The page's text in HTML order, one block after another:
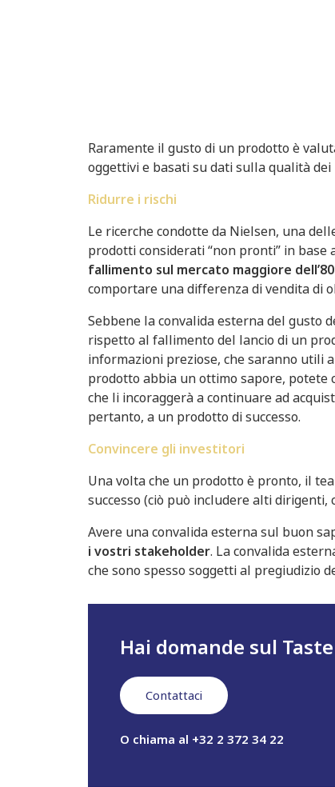
Raramente il gusto di un prodotto è
oggettivi e basati su dati sulla qualità
Ridurre i rischi
Le ricerche condotte da Nielsen, una
prodotti considerati “non pronti” in
fallimento sul mercato maggiore
comportare una differenza di vendita di
Sebbene la convalida esterna del gusto
rispetto al fallimento del lancio di un
informazioni preziose, che saranno utili
prodotto abbia un ottimo sapore, potete
che li incoraggerà a continuare ad
pertanto, a un prodotto di successo.
Convincere gli investitori
Una volta che un prodotto è pronto, il
successo (ciò può includere alti
Avere una convalida esterna sul buon
i vostri stakeholder. La convalida
che sono spesso soggetti al pregiudizio
Hai domande sul
Contattaci
O chiama al +32 2 372 34 22